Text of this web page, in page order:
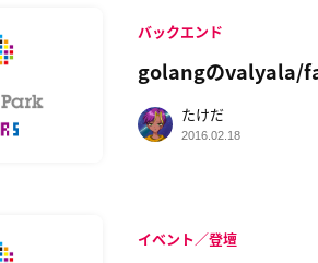
golangのvalyala/
バックエンド
たけだ
2016.02.18
イベント／登壇